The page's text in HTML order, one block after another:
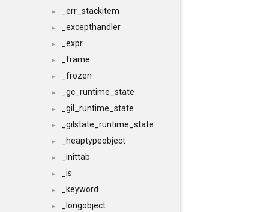
► _err_stackitem
► _excepthandler
► _expr
► _frame
► _frozen
► _gc_runtime_state
► _gil_runtime_state
► _gilstate_runtime_state
► _heaptypeobject
► _inittab
► _is
► _keyword
► _longobject